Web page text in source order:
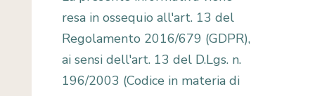
resa in ossequio all'art. 13 del
Regolamento 2016/679 (GDPR),
ai sensi dell'art. 13 del D.Lgs. n.
196/2003 (Codice in materia di